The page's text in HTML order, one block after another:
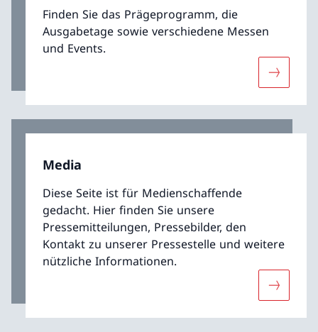
Finden Sie das Prägeprogramm, die
Ausgabetage sowie verschiedene Messen
und Events.
Mehr
Media
Diese Seite ist für Medienschaffende
gedacht. Hier finden Sie unsere
Pressemitteilungen, Pressebilder, den
Kontakt zu unserer Pressestelle und weitere
nützliche Informationen.
Mehr